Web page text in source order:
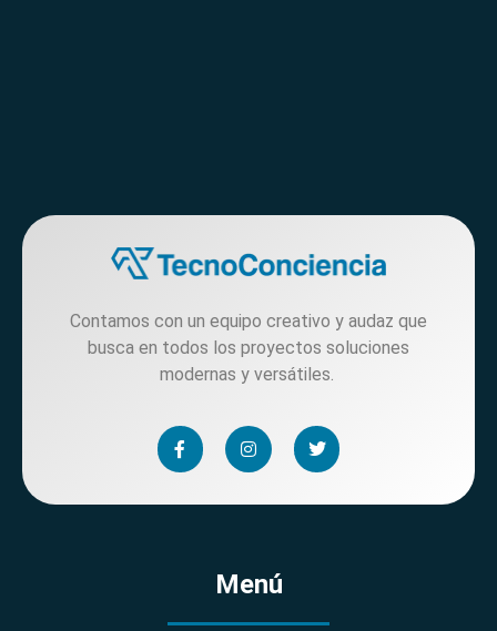
Contamos con un equipo creativo y audaz que
busca en todos los proyectos soluciones
modernas y versátiles.
Menú